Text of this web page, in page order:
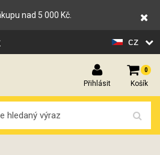
nad 5 000 Kč.
cz
Přihlásit
0
Košík